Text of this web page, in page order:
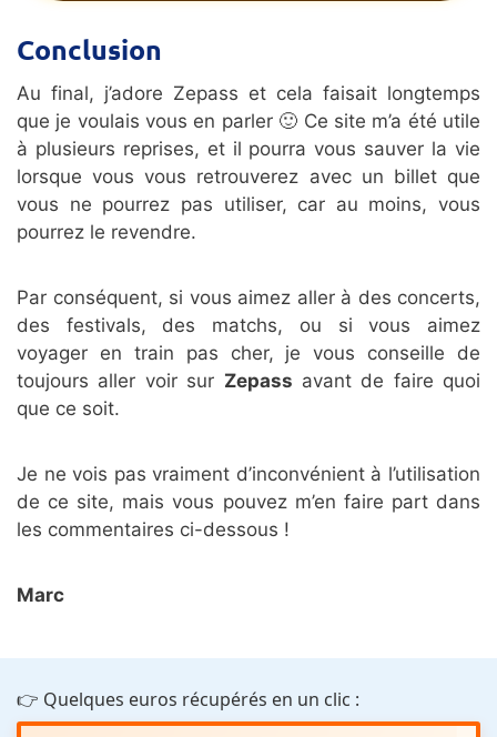
Conclusion
Au final, j’adore Zepass et cela faisait longtemps
que je voulais vous en parler 🙂 Ce site m’a été utile
à plusieurs reprises, et il pourra vous sauver la vie
lorsque vous vous retrouverez avec un billet que
vous ne pourrez pas utiliser, car au moins, vous
pourrez le revendre.
Par conséquent, si vous aimez aller à des concerts,
des festivals, des matchs, ou si vous aimez
voyager en train pas cher, je vous conseille de
toujours aller voir sur Zepass avant de faire quoi
que ce soit.
Je ne vois pas vraiment d’inconvénient à l’utilisation
de ce site, mais vous pouvez m’en faire part dans
les commentaires ci-dessous !
Marc
👉 Quelques euros récupérés en un clic :